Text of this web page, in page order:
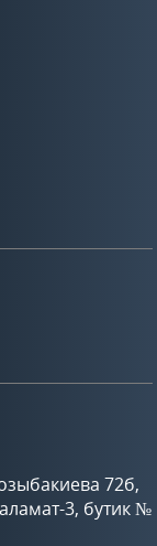
72б,
3, бутик №